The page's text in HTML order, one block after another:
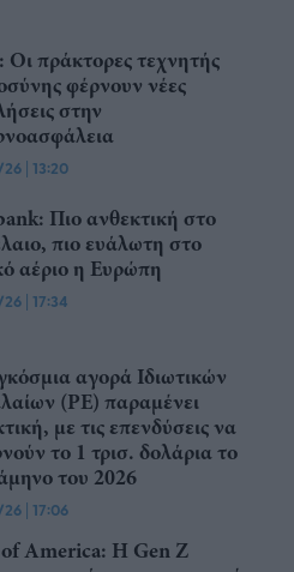
Οι πράκτορες τεχνητής
φέρνουν νέες
στην
| 13:20
Πιο ανθεκτική στο
πιο ευάλωτη στο
αέριο η Ευρώπη
| 17:34
αγορά Ιδιωτικών
(PE) παραμένει
με τις επενδύσεις να
το 1 τρισ. δολάρια το
του 2026
| 17:06
America: Η Gen Z